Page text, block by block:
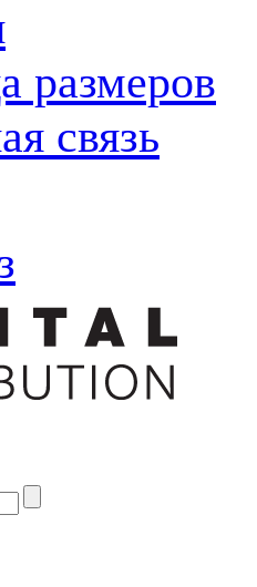
размеров
связь